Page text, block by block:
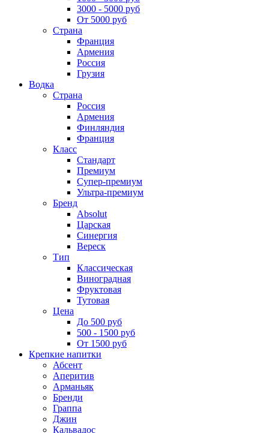
3000 - 5000 руб
От 5000 руб
Страна
Франция
Армения
Россия
Грузия
Водка
Страна
Россия
Армения
Финляндия
Франция
Класс
Стандарт
Премиум
Супер-премиум
Ультра-премиум
Бренд
Absolut
Царская
Синергия
Вереск
Тип
Классическая
Виноградная
Фруктовая
Тутовая
Цена
До 500 руб
500 - 1500 руб
От 1500 руб
Крепкие напитки
Абсент
Аперитив
Арманьяк
Бренди
Граппа
Джин
Кальвадос